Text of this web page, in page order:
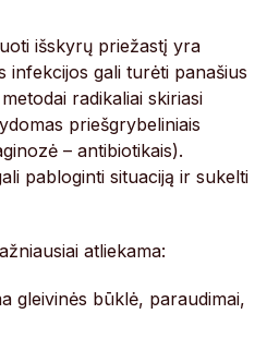
išskyrų priežastį yra
infekcijos gali turėti panašius
radikaliai skiriasi
priešgrybeliniais
– antibiotikais).
pabloginti situaciją ir sukelti
atliekama:
gleivinės būklė, paraudimai,